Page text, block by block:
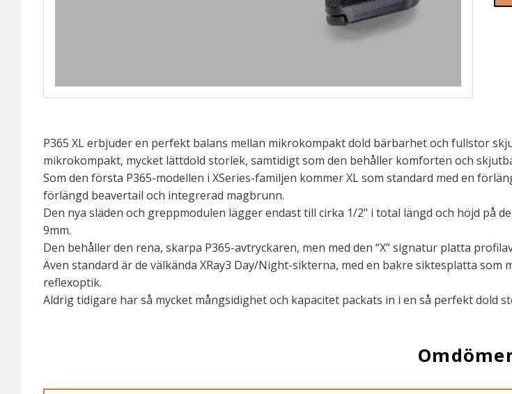
P365 XL erbjuder en perfekt balans mellan mikrokompakt dold bärbarhet och fullstor
mikrokompakt, mycket lättdold storlek, samtidigt som den behåller komforten och
Som den första P365-modellen i XSeries-familjen kommer XL som standard med en
förlängd beavertail och integrerad magbrunn.
Den nya släden och greppmodulen lägger endast till cirka 1/2" i total längd och höjd på
9mm.
Den behåller den rena, skarpa P365-avtryckaren, men med den “X” signatur platta
Även standard är de välkända XRay3 Day/Night-sikterna, med en bakre siktesplatta som
reflexoptik.
Aldrig tidigare har så mycket mångsidighet och kapacitet packats in i en så perfekt dold